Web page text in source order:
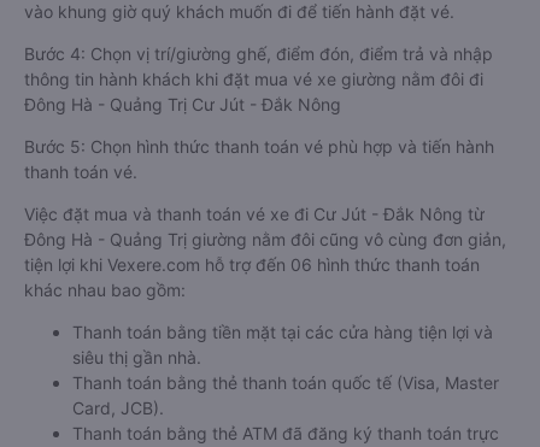
vào khung giờ quý khách muốn đi để tiến hành đặt vé.
Bước 4: Chọn vị trí/giường ghế, điểm đón, điểm trả và nhập
thông tin hành khách khi đặt mua vé xe giường nằm đôi đi
Đông Hà - Quảng Trị Cư Jút - Đắk Nông
Bước 5: Chọn hình thức thanh toán vé phù hợp và tiến hành
thanh toán vé.
Việc đặt mua và thanh toán vé xe đi Cư Jút - Đắk Nông từ
Đông Hà - Quảng Trị giường nằm đôi cũng vô cùng đơn giản,
tiện lợi khi Vexere.com hỗ trợ đến 06 hình thức thanh toán
khác nhau bao gồm:
Thanh toán bằng tiền mặt tại các cửa hàng tiện lợi và
siêu thị gần nhà.
Thanh toán bằng thẻ thanh toán quốc tế (Visa, Master
Card, JCB).
Thanh toán bằng thẻ ATM đã đăng ký thanh toán trực